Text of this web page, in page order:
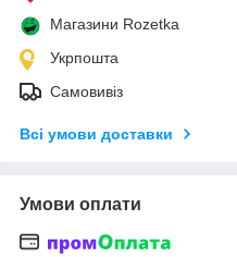
Магазини Rozetka
Укрпошта
Самовивіз
Всі умови доставки
Умови оплати